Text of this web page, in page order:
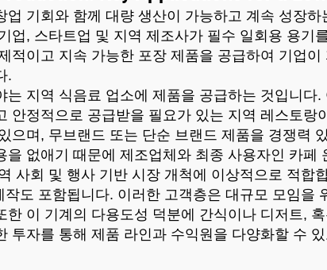
기회와 함께 대량 생산이 가능하고 계속 성장
업, 스타트업 및 지역 제조사가 필수 일회용 용기
적이고 지속 가능한 포장 제품을 공급하여 기업
.
지역 식음료 업소에 제품을 공급하는 것입니
안정적으로 공급받을 필요가 있는 지역 레스토랑
으며, 무브랜드 또는 단순 브랜드 제품을 경쟁력
없애기 때문에 제조업체와 최종 사용자인 카
사회 및 행사 기반 시장 개척에 이상적으로 적합
도 포함됩니다. 이러한 고객층은 대규모 모임을
이 기계의 다용도성 덕분에 간식이나 디저트,
투자를 통해 제품 라인과 수익원을 다양화할 수